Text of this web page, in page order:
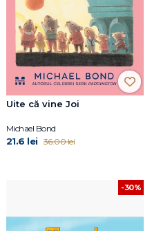
Uite că vine Joi
Michael Bond
21.6 lei 36.00 lei
-30%